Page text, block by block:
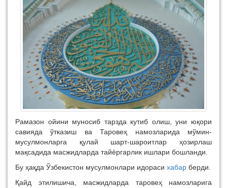
Рамазон ойини муносиб тарзда кутиб олиш, уни юқори
савияда ўтказиш ва Таровеҳ намозларида мўмин-
мусулмонларга қулай шарт-шароитлар ҳозирлаш
мақсадида масжидларда тайёргарлик ишлари бошланди.
Бу ҳақда Ўзбекистон мусулмонлари идораси хабар берди.
Қайд этилишича, масжидларда таровеҳ намозларига